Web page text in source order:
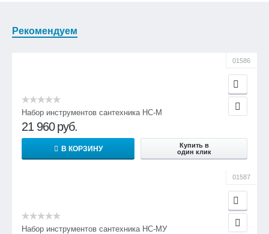
Рекомендуем
01586
Набор инструментов сантехника НС-М
21 960 руб.
В КОРЗИНУ
Купить в
один клик
01587
Набор инструментов сантехника НС-МУ